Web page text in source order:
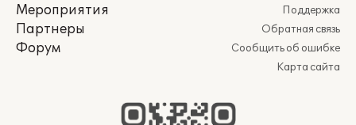
Мероприятия
Партнеры
Форум
Поддержка
Обратная связь
Сообщить об ошибке
Карта сайта